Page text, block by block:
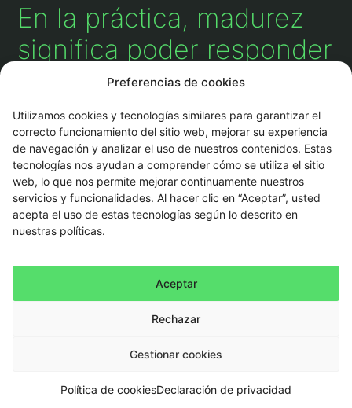
Preferencias de cookies
Utilizamos cookies y tecnologías similares para garantizar el
correcto funcionamiento del sitio web, mejorar su experiencia
de navegación y analizar el uso de nuestros contenidos. Estas
tecnologías nos ayudan a comprender cómo se utiliza el sitio
web, lo que nos permite mejorar continuamente nuestros
servicios y funcionalidades. Al hacer clic en “Aceptar”, usted
acepta el uso de estas tecnologías según lo descrito en
nuestras políticas.
Aceptar
Rechazar
Gestionar cookies
Política de cookiesDeclaración de privacidad
En la práctica, madurez
significa poder responder
preguntas
fundamentales:
¿Su centro de datos logra identificar señales de falla de
forma temprana o solo reacciona cuando ya ocurren?
¿Los informes son manuales y demorados, o se generan
automáticamente en tiempo real?
¿Existe una gobernanza clara entre facilities y TI, o los
equipos aún trabajan en silos?
¿El desempeño energético y la capacidad de expansión
se monitorean de forma continua?